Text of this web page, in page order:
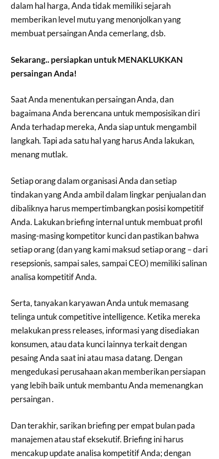
dalam hal harga, Anda tidak memiliki sejarah
memberikan level mutu yang menonjolkan yang
membuat persaingan Anda cemerlang, dsb.
Sekarang.. persiapkan untuk MENAKLUKKAN
persaingan Anda!
Saat Anda menentukan persaingan Anda, dan
bagaimana Anda berencana untuk memposisikan diri
Anda terhadap mereka, Anda siap untuk mengambil
langkah. Tapi ada satu hal yang harus Anda lakukan,
menang mutlak.
Setiap orang dalam organisasi Anda dan setiap
tindakan yang Anda ambil dalam lingkar penjualan dan
dibaliknya harus mempertimbangkan posisi kompetitif
Anda. Lakukan briefing internal untuk membuat profil
masing-masing kompetitor kunci dan pastikan bahwa
setiap orang (dan yang kami maksud setiap orang – dari
resepsionis, sampai sales, sampai CEO) memiliki salinan
analisa kompetitif Anda.
Serta, tanyakan karyawan Anda untuk memasang
telinga untuk competitive intelligence. Ketika mereka
melakukan press releases, informasi yang disediakan
konsumen, atau data kunci lainnya terkait dengan
pesaing Anda saat ini atau masa datang. Dengan
mengedukasi perusahaan akan memberikan persiapan
yang lebih baik untuk membantu Anda memenangkan
persaingan .
Dan terakhir, sarikan briefing per empat bulan pada
manajemen atau staf eksekutif. Briefing ini harus
mencakup update analisa kompetitif Anda; dengan